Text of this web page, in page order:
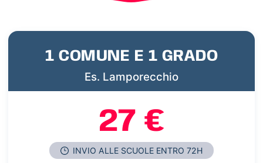
1 COMUNE E 1 GRADO
Es. Lamporecchio
27 €
INVIO ALLE SCUOLE ENTRO 72H